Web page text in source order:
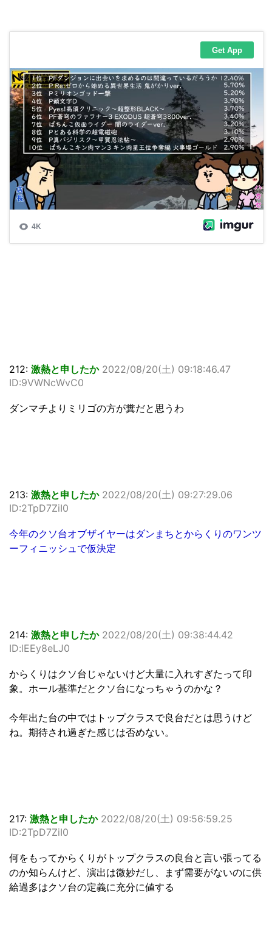
212: 激熱と申したか 2022/08/20(土) 09:18:46.47
ID:9VWNcWvC0
ダンマチよりミリゴの方が糞だと思うわ
213: 激熱と申したか 2022/08/20(土) 09:27:29.06
ID:2TpD7ZiI0
今年のクソ台オブザイヤーはダンまちとからくりのワンツ
ーフィニッシュで仮決定
214: 激熱と申したか 2022/08/20(土) 09:38:44.42
ID:lEEy8eLJ0
からくりはクソ台じゃないけど大量に入れすぎたって印
象。ホール基準だとクソ台になっちゃうのかな？
今年出た台の中ではトップクラスで良台だとは思うけど
ね。期待され過ぎた感じは否めない。
217: 激熱と申したか 2022/08/20(土) 09:56:59.25
ID:2TpD7ZiI0
何をもってからくりがトップクラスの良台と言い張ってる
のか知らんけど、演出は微妙だし、まず需要がないのに供
給過多はクソ台の定義に充分に値する